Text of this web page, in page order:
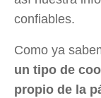
confiables.
Como ya
un tipo de
propio de la